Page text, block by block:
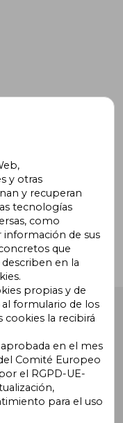
y
3 (08940),
Reservados.
y otras
y recuperan
tecnologías
como
de sus
que
en la
propias y de
formulario de los
cookies la recibirá
en el mes
Comité Europeo
el RGPD-UE-
para el uso